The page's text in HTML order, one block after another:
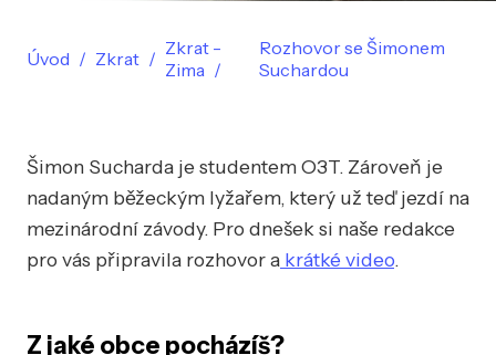
Úvod Zkrat
Zkrat -
Zima
Rozhovor se Šimonem
Suchardou
Šimon Sucharda je studentem O3T. Zároveň je
nadaným běžeckým lyžařem, který už teď jezdí na
mezinárodní závody. Pro dnešek si naše redakce
pro vás připravila rozhovor a krátké video.
Z jaké obce pocházíš?